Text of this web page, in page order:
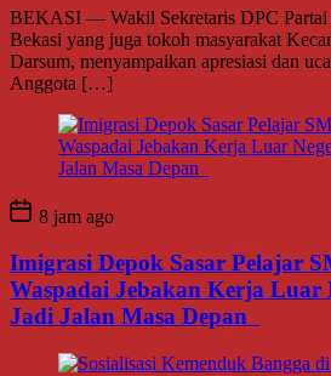
BEKASI — Wakil Sekretaris DPC Partai
Bekasi yang juga tokoh masyarakat
Darsum, menyampaikan apresiasi dan
Anggota […]
8 jam ago
Imigrasi Depok Sasar Pelajar
Waspadai Jebakan Kerja Luar
Jadi Jalan Masa Depan